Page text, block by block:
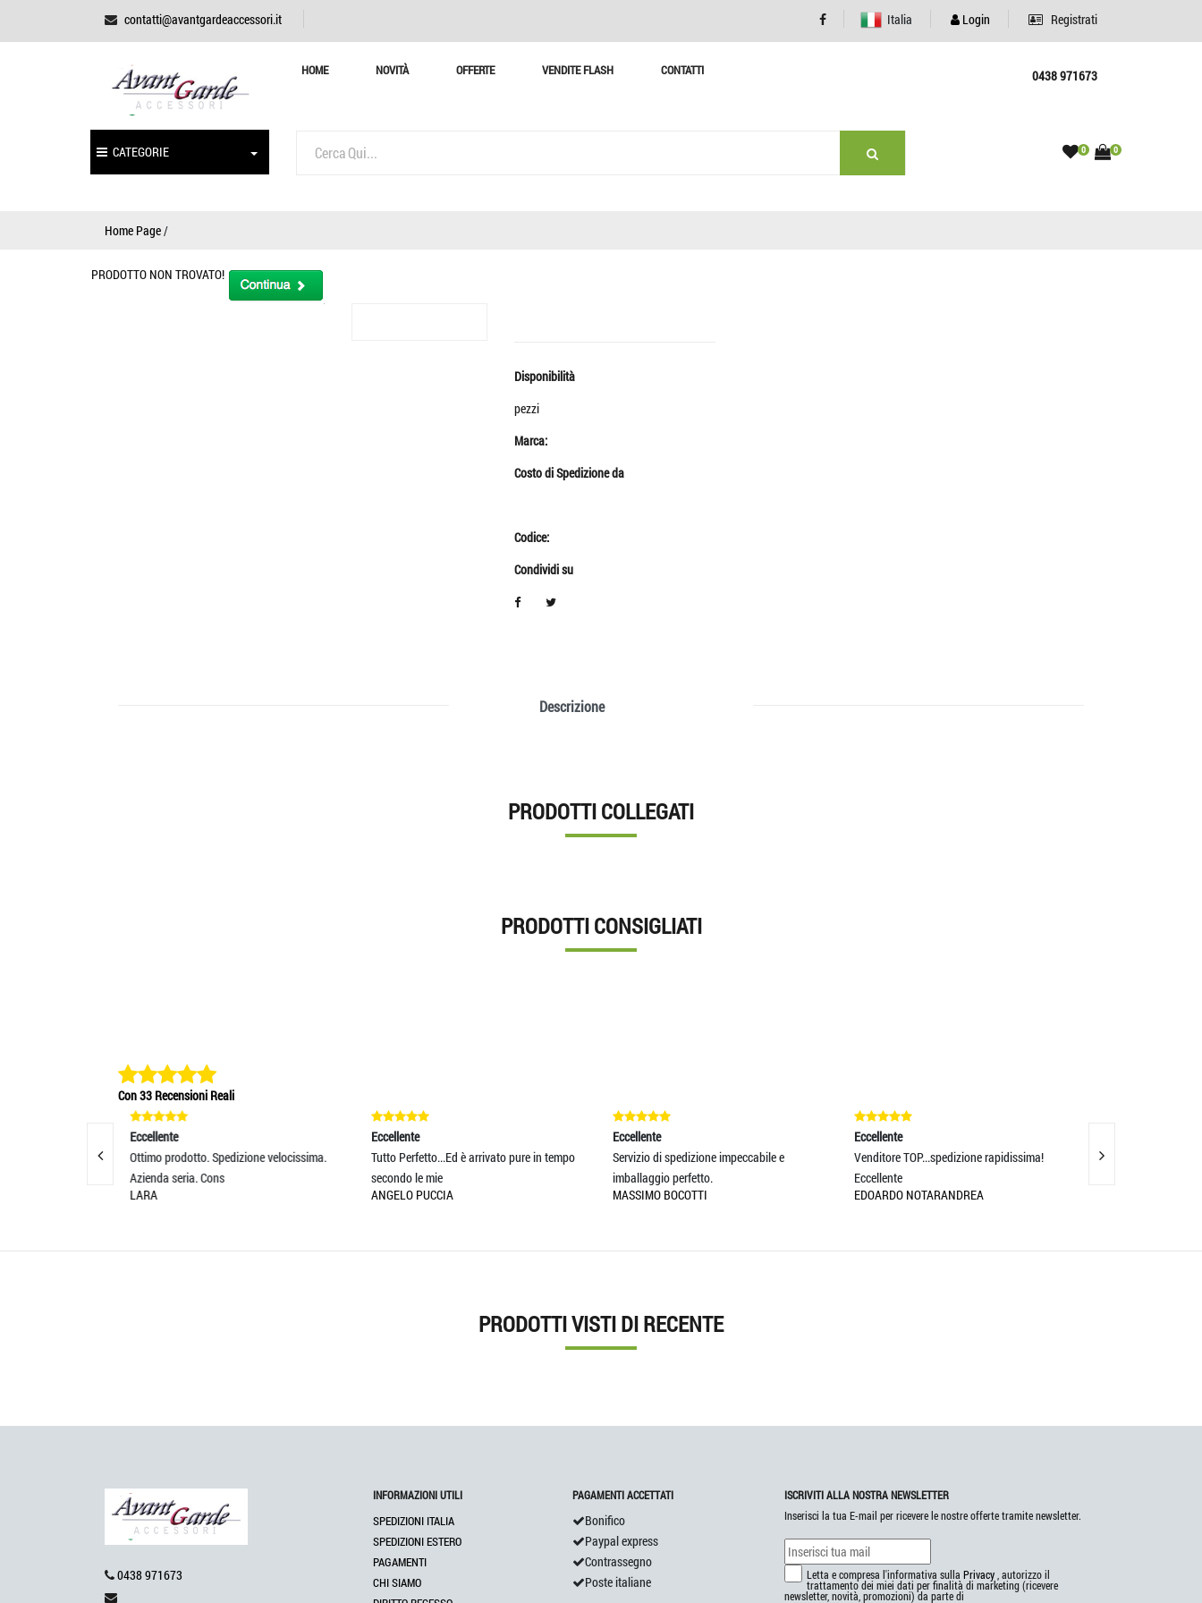
contatti@avantgardeaccessori.it Italia Login Registrati
HOME NOVITÀ OFFERTE VENDITE FLASH CONTATTI 0438 971673
CATEGORIE 0 0
Home Page/
PRODOTTO NON TROVATO!
Disponibilità
pezzi
Marca:
Costo di Spedizione da
Codice:
Condividi su
Descrizione
PRODOTTI COLLEGATI
PRODOTTI CONSIGLIATI
Con 33 Recensioni Reali
prodotto. Spedizione velocissima.
Tutto Perfetto...Ed è arrivato pure in tempo
Servizio di spedizione impeccabile e
Venditore TOP...spedizione rapidissima!
Servizio clienti disponibile, rapido e molto
VALENTINA CARLETTI
PRODOTTI VISTI DI RECENTE
0438 971673
INFORMAZIONI UTILI
SPEDIZIONI ITALIA
SPEDIZIONI ESTERO
PAGAMENTI
CHI SIAMO
PAGAMENTI ACCETTATI
Bonifico
Paypal express
Contrassegno
Poste italiane
ISCRIVITI ALLA NOSTRA NEWSLETTER
Inserisci la tua E-mail per ricevere le nostre offerte tramite newsletter.
Letta e compresa l'informativa sulla Privacy , autorizzo il
trattamento dei miei dati per finalità di marketing (ricevere
newsletter, novità, promozioni) da parte di